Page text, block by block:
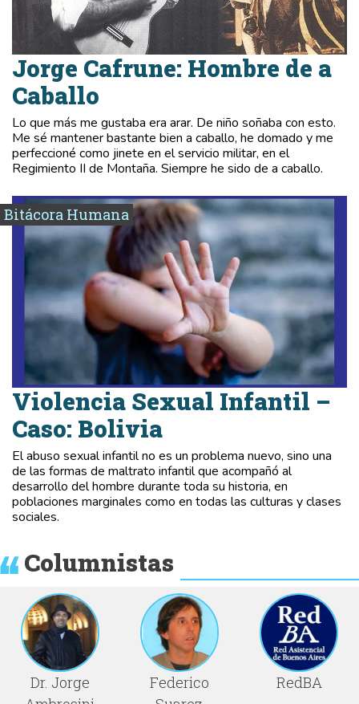
Jorge Cafrune: Hombre de a
Caballo
Lo que más me gustaba era arar. De niño soñaba con esto.
Me sé mantener bastante bien a caballo, he domado y me
perfeccioné como jinete en el servicio militar, en el
Regimiento II de Montaña. Siempre he sido de a caballo.
Bitácora Humana
Violencia Sexual Infantil –
Caso: Bolivia
El abuso sexual infantil no es un problema nuevo, sino una
de las formas de maltrato infantil que acompañó al
desarrollo del hombre durante toda su historia, en
poblaciones marginales como en todas las culturas y clases
sociales.
Columnistas
Dr. Jorge
Federico
RedBA